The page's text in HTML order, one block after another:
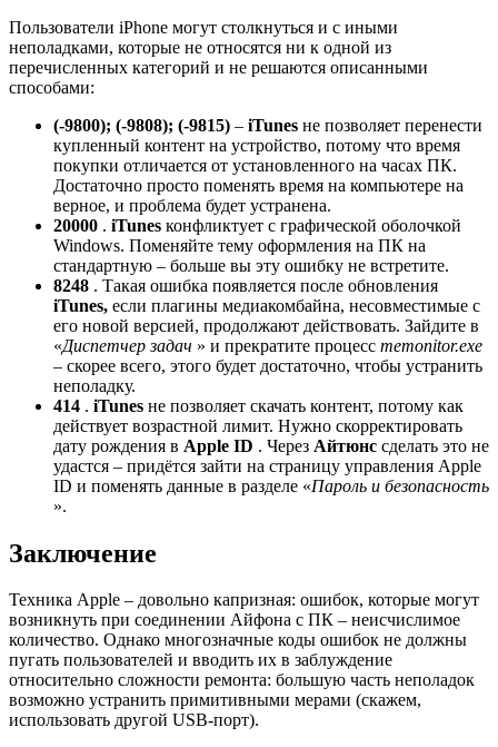
Пользователи iPhone могут столкнуться и с иными
неполадками, которые не относятся ни к одной из
перечисленных категорий и не решаются описанными
способами:
(-9800); (-9808); (-9815) – iTunes не позволяет перенести
купленный контент на устройство, потому что время
покупки отличается от установленного на часах ПК.
Достаточно просто поменять время на компьютере на
верное, и проблема будет устранена.
20000 . iTunes конфликтует с графической оболочкой
Windows. Поменяйте тему оформления на ПК на
стандартную – больше вы эту ошибку не встретите.
8248 . Такая ошибка появляется после обновления
iTunes, если плагины медиакомбайна, несовместимые с
его новой версией, продолжают действовать. Зайдите в
«Диспетчерзадач » и прекратите процесс memonitor.exe
– скорее всего, этого будет достаточно, чтобы устранить
неполадку.
414 . iTunes не позволяет скачать контент, потому как
действует возрастной лимит. Нужно скорректировать
дату рождения в Apple ID . Через Айтюнс сделать это не
удастся – придётся зайти на страницу управления Apple
ID и поменять данные в разделе «Пароль и безопасность
».
Заключение
Техника Apple – довольно капризная: ошибок, которые могут
возникнуть при соединении Айфона с ПК – неисчислимое
количество. Однако многозначные коды ошибок не должны
пугать пользователей и вводить их в заблуждение
относительно сложности ремонта: большую часть неполадок
возможно устранить примитивными мерами (скажем,
использовать другой USB-порт).